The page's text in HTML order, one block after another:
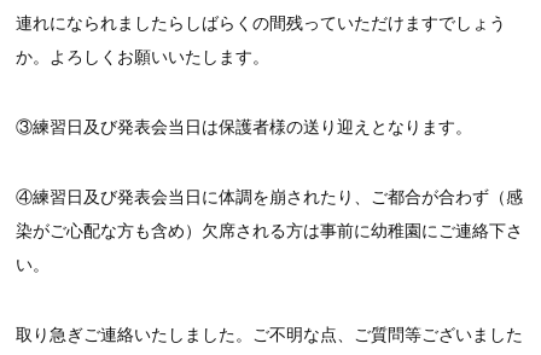
連れになられましたらしばらくの間残っていただけますでしょう
か。よろしくお願いいたします。
③練習日及び発表会当日は保護者様の送り迎えとなります。
④練習日及び発表会当日に体調を崩されたり、ご都合が合わず（感
染がご心配な方も含め）欠席される方は事前に幼稚園にご連絡下さ
い。
取り急ぎご連絡いたしました。ご不明な点、ご質問等ございました